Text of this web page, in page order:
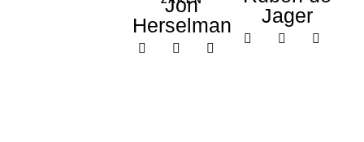
Jon
Herselman
Jager